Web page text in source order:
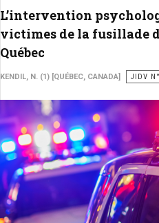
L’intervention
victimes de la fusillade
Québec
KENDIL, N. (1) [QUÉBEC, CANADA] JIDV